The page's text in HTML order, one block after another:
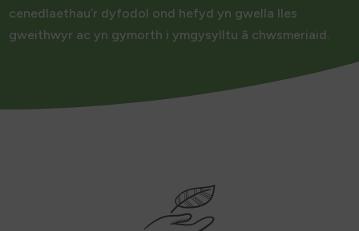
cenedlaethau’r dyfodol ond hefyd yn gwella lles
gweithwyr ac yn gymorth i ymgysylltu â chwsmeriaid.